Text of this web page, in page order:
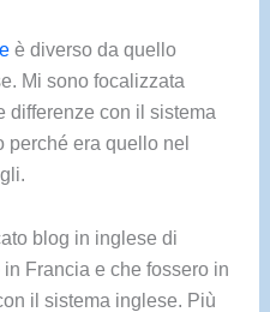
è diverso da quello
Mi sono focalizzata
differenze con il sistema
era quello nel
blog in inglese di
Francia e che fossero in
il sistema inglese. Più